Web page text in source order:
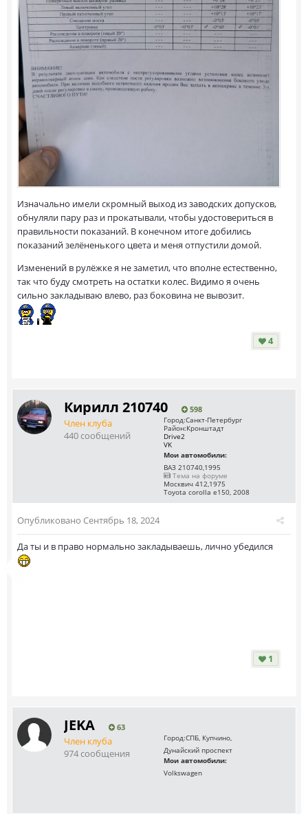
Изначально имели скромный выход из заводских допусков,
обнуляли пару раз и прокатывали, чтобы удостовериться в
правильности показаний. В конечном итоге добились
показаний зелёненького цвета и меня отпустили домой.
Изменений в рулёжке я не заметил, что вполне естественно,
так что буду смотреть на остатки колес. Видимо я очень
сильно закладываю влево, раз боковина не вывозит.
4
Кирилл 210740 598
Член клуба
440 сообщений
Город:Санкт-Петербург
Район:Кронштадт
Drive2
VK
Мои автомобили:
ВАЗ 210740,1995
Тема на форуме
Москвич 412,1975
Toyota corolla e150, 2008
Опубликовано Сентябрь 18, 2024
Да ты и в право нормально закладываешь, лично убедился
1
JEKA 63
Член клуба
974 сообщения
Город:СПБ, Купчино,
Дунайский проспект
Мои автомобили:
Volkswagen